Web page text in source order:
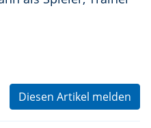
Diesen Artikel melden